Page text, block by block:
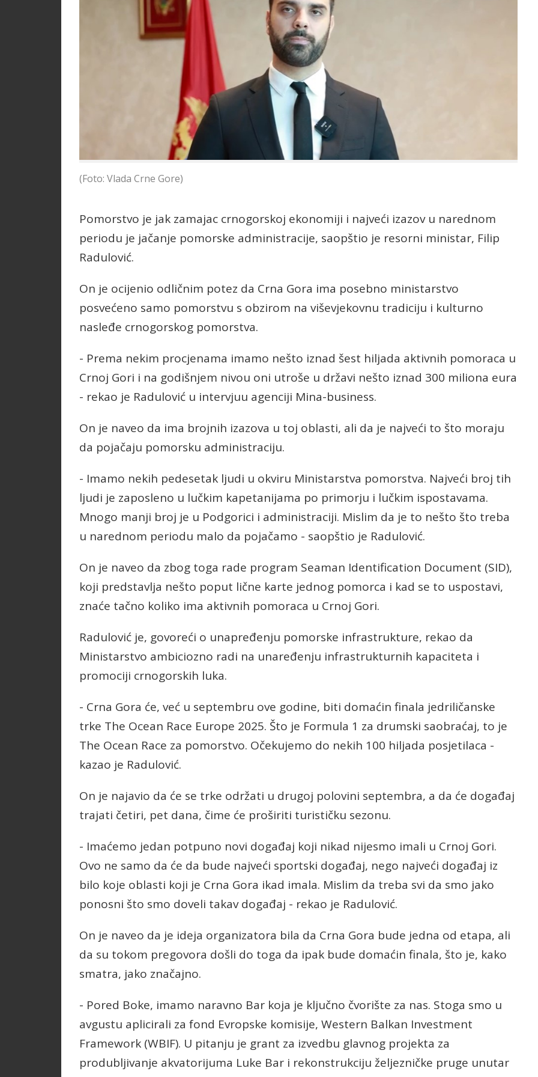
(Foto: Vlada Crne Gore)
Pomorstvo je jak zamajac crnogorskoj ekonomiji i najveći izazov u narednom
periodu je jačanje pomorske administracije, saopštio je resorni ministar, Filip
Radulović.
On je ocijenio odličnim potez da Crna Gora ima posebno ministarstvo
posvećeno samo pomorstvu s obzirom na viševjekovnu tradiciju i kulturno
nasleđe crnogorskog pomorstva.
- Prema nekim procjenama imamo nešto iznad šest hiljada aktivnih pomoraca u
Crnoj Gori i na godišnjem nivou oni utroše u državi nešto iznad 300 miliona eura
- rekao je Radulović u intervjuu agenciji Mina-business.
On je naveo da ima brojnih izazova u toj oblasti, ali da je najveći to što moraju
da pojačaju pomorsku administraciju.
- Imamo nekih pedesetak ljudi u okviru Ministarstva pomorstva. Najveći broj tih
ljudi je zaposleno u lučkim kapetanijama po primorju i lučkim ispostavama.
Mnogo manji broj je u Podgorici i administraciji. Mislim da je to nešto što treba
u narednom periodu malo da pojačamo - saopštio je Radulović.
On je naveo da zbog toga rade program Seaman Identification Document (SID),
koji predstavlja nešto poput lične karte jednog pomorca i kad se to uspostavi,
znaće tačno koliko ima aktivnih pomoraca u Crnoj Gori.
Radulović je, govoreći o unapređenju pomorske infrastrukture, rekao da
Ministarstvo ambiciozno radi na unaređenju infrastrukturnih kapaciteta i
promociji crnogorskih luka.
- Crna Gora će, već u septembru ove godine, biti domaćin finala jedriličanske
trke The Ocean Race Europe 2025. Što je Formula 1 za drumski saobraćaj, to je
The Ocean Race za pomorstvo. Očekujemo do nekih 100 hiljada posjetilaca -
kazao je Radulović.
On je najavio da će se trke održati u drugoj polovini septembra, a da će događaj
trajati četiri, pet dana, čime će proširiti turističku sezonu.
- Imaćemo jedan potpuno novi događaj koji nikad nijesmo imali u Crnoj Gori.
Ovo ne samo da će da bude najveći sportski događaj, nego najveći događaj iz
bilo koje oblasti koji je Crna Gora ikad imala. Mislim da treba svi da smo jako
ponosni što smo doveli takav događaj - rekao je Radulović.
On je naveo da je ideja organizatora bila da Crna Gora bude jedna od etapa, ali
da su tokom pregovora došli do toga da ipak bude domaćin finala, što je, kako
smatra, jako značajno.
- Pored Boke, imamo naravno Bar koja je ključno čvorište za nas. Stoga smo u
avgustu aplicirali za fond Evropske komisije, Western Balkan Investment
Framework (WBIF). U pitanju je grant za izvedbu glavnog projekta za
produbljivanje akvatorijuma Luke Bar i rekonstrukciju željezničke pruge unutar